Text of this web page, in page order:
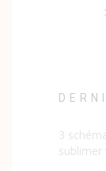
3
sublimer